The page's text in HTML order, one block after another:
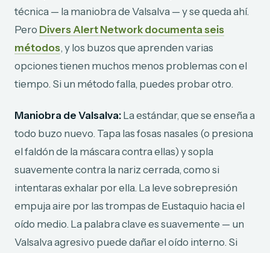
técnica — la maniobra de Valsalva — y se queda ahí.
Pero Divers Alert Network documenta seis
métodos, y los buzos que aprenden varias
opciones tienen muchos menos problemas con el
tiempo. Si un método falla, puedes probar otro.
Maniobra de Valsalva: La estándar, que se enseña a
todo buzo nuevo. Tapa las fosas nasales (o presiona
el faldón de la máscara contra ellas) y sopla
suavemente contra la nariz cerrada, como si
intentaras exhalar por ella. La leve sobrepresión
empuja aire por las trompas de Eustaquio hacia el
oído medio. La palabra clave es suavemente — un
Valsalva agresivo puede dañar el oído interno. Si